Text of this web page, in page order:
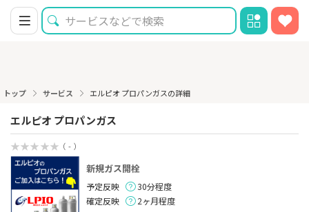
トップ サービス エルピオ プロパンガスの詳細
エルピオ プロパンガス
（ - ）
新規ガス開栓
予定反映
30分程度
確定反映
2ヶ月程度